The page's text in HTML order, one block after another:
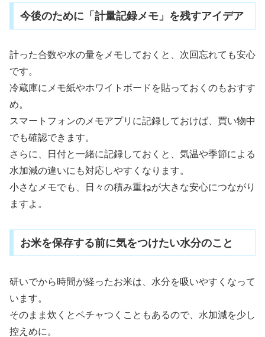
今後のために「計量記録メモ」を残すアイデア
計った合数や水の量をメモしておくと、次回忘れても安心
です。
冷蔵庫にメモ紙やホワイトボードを貼っておくのもおすす
め。
スマートフォンのメモアプリに記録しておけば、買い物中
でも確認できます。
さらに、日付と一緒に記録しておくと、気温や季節による
水加減の違いにも対応しやすくなります。
小さなメモでも、日々の積み重ねが大きな安心につながり
ますよ。
お米を保存する前に気をつけたい水分のこと
研いでから時間が経ったお米は、水分を吸いやすくなって
います。
そのまま炊くとベチャつくこともあるので、水加減を少し
控えめに。